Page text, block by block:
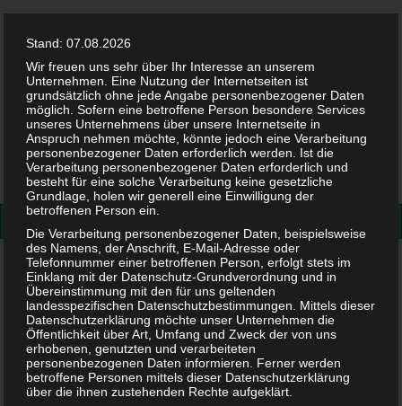
Facebook
Twitter
Suchen
nach:
Gesundheit>Ernährung>Rezepte>Pfannkuchen –
einfach und lecker
Pfannkuchen – einfach und
lecker
Stand: 07.08.2026
Wir freuen uns sehr über Ihr Interesse an unserem
Unternehmen. Eine Nutzung der Internetseiten ist
grundsätzlich ohne jede Angabe personenbezogener Daten
möglich. Sofern eine betroffene Person besondere Services
unseres Unternehmens über unsere Internetseite in
Anspruch nehmen möchte, könnte jedoch eine Verarbeitung
personenbezogener Daten erforderlich werden. Ist die
Verarbeitung personenbezogener Daten erforderlich und
besteht für eine solche Verarbeitung keine gesetzliche
Grundlage, holen wir generell eine Einwilligung der
betroffenen Person ein.
Die Verarbeitung personenbezogener Daten, beispielsweise
des Namens, der Anschrift, E-Mail-Adresse oder
Telefonnummer einer betroffenen Person, erfolgt stets im
Einklang mit der Datenschutz-Grundverordnung und in
Übereinstimmung mit den für uns geltenden
landesspezifischen Datenschutzbestimmungen. Mittels dieser
Datenschutzerklärung möchte unser Unternehmen die
Öffentlichkeit über Art, Umfang und Zweck der von uns
erhobenen, genutzten und verarbeiteten
personenbezogenen Daten informieren. Ferner werden
betroffene Personen mittels dieser Datenschutzerklärung
über die ihnen zustehenden Rechte aufgeklärt.